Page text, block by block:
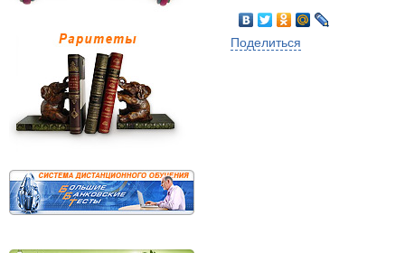
Поделиться